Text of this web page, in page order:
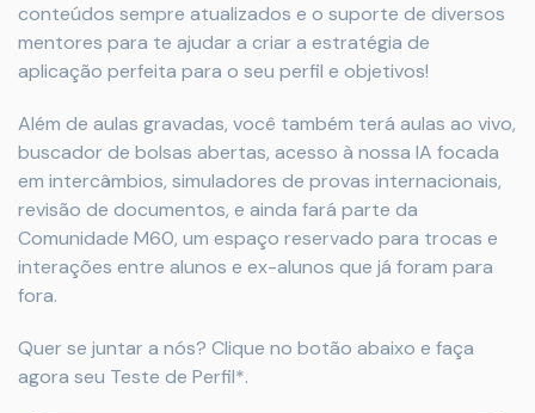
conteúdos sempre atualizados e o suporte de diversos
mentores para te ajudar a criar a estratégia de
aplicação perfeita para o seu perfil e objetivos!
Além de aulas gravadas, você também terá aulas ao vivo,
buscador de bolsas abertas, acesso à nossa IA focada
em intercâmbios, simuladores de provas internacionais,
revisão de documentos, e ainda fará parte da
Comunidade M60, um espaço reservado para trocas e
interações entre alunos e ex-alunos que já foram para
fora.
Quer se juntar a nós? Clique no botão abaixo e faça
agora seu Teste de Perfil*.